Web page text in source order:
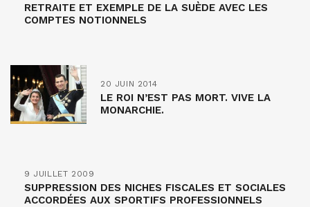
RETRAITE ET EXEMPLE DE LA SUÈDE AVEC LES
COMPTES NOTIONNELS
20 JUIN 2014
LE ROI N’EST PAS MORT. VIVE LA
MONARCHIE.
9 JUILLET 2009
SUPPRESSION DES NICHES FISCALES ET SOCIALES
ACCORDÉES AUX SPORTIFS PROFESSIONNELS